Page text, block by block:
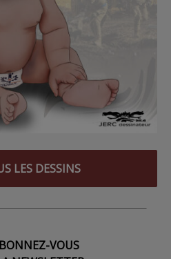
LES DESSINS
VOUS